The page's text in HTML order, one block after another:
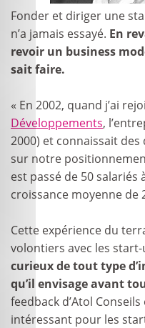
Fonder et diriger une
n’a jamais essayé. En
revoir un business
sait faire.
« En 2002, quand j’ai
Développements,
2000) et connaissait
sur notre
est passé de 50 salariés
croissance moyenne de
Cette expérience du
volontiers avec les
curieux de tout type
qu’il envisage avant
feedback d’Atol
intéressant pour les